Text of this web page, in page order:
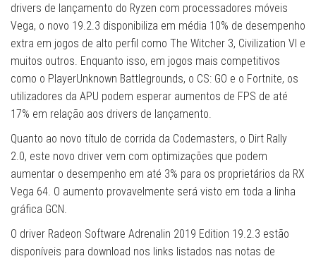
drivers de lançamento do Ryzen com processadores móveis
Vega, o novo 19.2.3 disponibiliza em média 10% de desempenho
extra em jogos de alto perfil como The Witcher 3, Civilization VI e
muitos outros. Enquanto isso, em jogos mais competitivos
como o PlayerUnknown Battlegrounds, o CS: GO e o Fortnite, os
utilizadores da APU podem esperar aumentos de FPS de até
17% em relação aos drivers de lançamento.
Quanto ao novo título de corrida da Codemasters, o Dirt Rally
2.0, este novo driver vem com optimizações que podem
aumentar o desempenho em até 3% para os proprietários da RX
Vega 64. O aumento provavelmente será visto em toda a linha
gráfica GCN.
O driver Radeon Software Adrenalin 2019 Edition 19.2.3 estão
disponíveis para download nos links listados nas notas de